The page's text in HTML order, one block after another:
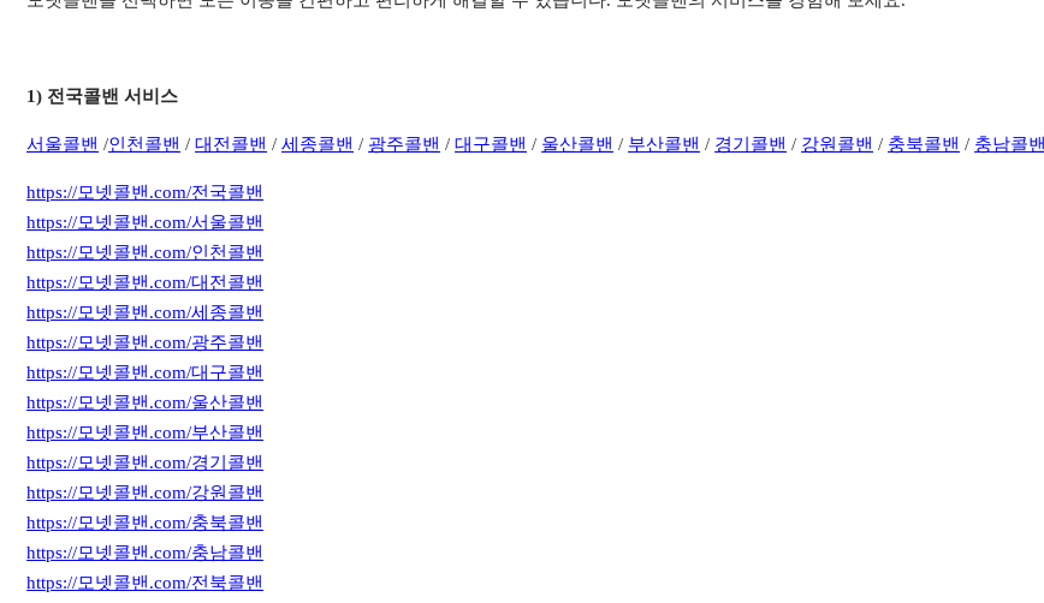
1) 전국콜밴 서비스
서 울콜밴 /인천콜밴 /대전콜밴 /세종콜밴 / 광주콜밴 /대구콜밴 / 울산콜밴 / 부산콜밴 / 경기콜밴 / 강원콜밴 / 충북콜밴 / 충남콜밴
https://모넷콜밴.com/전국콜밴
https://모넷콜밴.com/서울콜밴
https://모넷콜밴.com/인천콜밴
https://모넷콜밴.com/대전콜밴
https://모넷콜밴.com/세종콜밴
https://모넷콜밴.com/광주콜밴
https://모넷콜밴.com/대구콜밴
https://모넷콜밴.com/울산콜밴
https://모넷콜밴.com/부산콜밴
https://모넷콜밴.com/경기콜밴
https://모넷콜밴.com/강원콜밴
https://모넷콜밴.com/충북콜밴
https://모넷콜밴.com/충남콜밴
https://모넷콜밴.com/전북콜밴